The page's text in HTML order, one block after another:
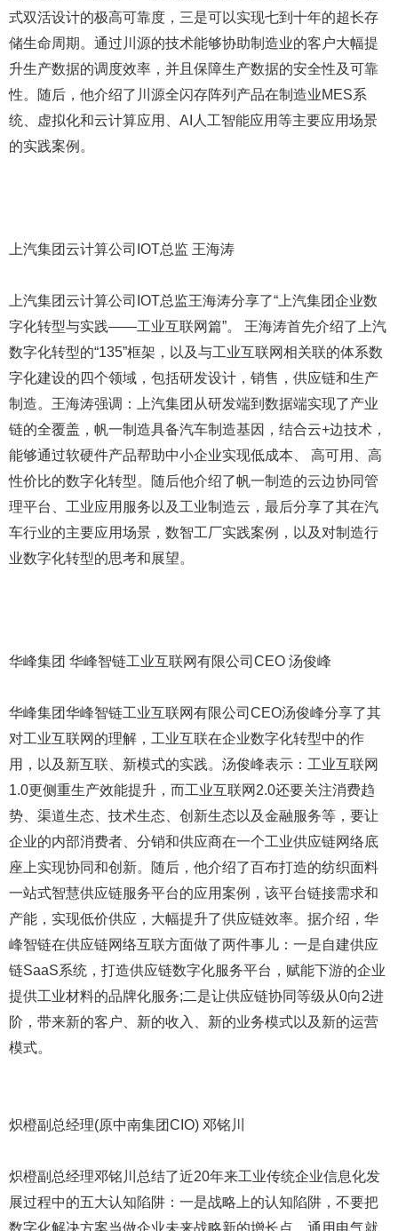
式双活设计的极高可靠度，三是可以实现七到十年的超长存
储生命周期。通过川源的技术能够协助制造业的客户大幅提
升生产数据的调度效率，并且保障生产数据的安全性及可靠
性。随后，他介绍了川源全闪存阵列产品在制造业MES系
统、虚拟化和云计算应用、AI人工智能应用等主要应用场景
的实践案例。
上汽集团云计算公司IOT总监 王海涛
上汽集团云计算公司IOT总监王海涛分享了“上汽集团企业数
字化转型与实践——工业互联网篇”。 王海涛首先介绍了上汽
数字化转型的“135”框架，以及与工业互联网相关联的体系数
字化建设的四个领域，包括研发设计，销售，供应链和生产
制造。王海涛强调：上汽集团从研发端到数据端实现了产业
链的全覆盖，帆一制造具备汽车制造基因，结合云+边技术，
能够通过软硬件产品帮助中小企业实现低成本、 高可用、高
性价比的数字化转型。随后他介绍了帆一制造的云边协同管
理平台、工业应用服务以及工业制造云，最后分享了其在汽
车行业的主要应用场景，数智工厂实践案例，以及对制造行
业数字化转型的思考和展望。
华峰集团 华峰智链工业互联网有限公司CEO 汤俊峰
华峰集团华峰智链工业互联网有限公司CEO汤俊峰分享了其
对工业互联网的理解，工业互联在企业数字化转型中的作
用，以及新互联、新模式的实践。汤俊峰表示：工业互联网
1.0更侧重生产效能提升，而工业互联网2.0还要关注消费趋
势、渠道生态、技术生态、创新生态以及金融服务等，要让
企业的内部消费者、分销和供应商在一个工业供应链网络底
座上实现协同和创新。随后，他介绍了百布打造的纺织面料
一站式智慧供应链服务平台的应用案例，该平台链接需求和
产能，实现低价供应，大幅提升了供应链效率。据介绍，华
峰智链在供应链网络互联方面做了两件事儿：一是自建供应
链SaaS系统，打造供应链数字化服务平台，赋能下游的企业
提供工业材料的品牌化服务;二是让供应链协同等级从0向2进
阶，带来新的客户、新的收入、新的业务模式以及新的运营
模式。
炽橙副总经理(原中南集团CIO) 邓铭川
炽橙副总经理邓铭川总结了近20年来工业传统企业信息化发
展过程中的五大认知陷阱：一是战略上的认知陷阱，不要把
数字化解决方案当做企业未来战略新的增长点，通用电气就